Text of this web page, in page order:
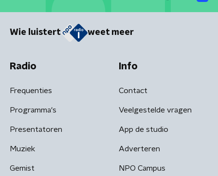
Wie luistert weet meer
Radio
Frequenties
Programma's
Presentatoren
Muziek
Gemist
Info
Contact
Veelgestelde vragen
App de studio
Adverteren
NPO Campus